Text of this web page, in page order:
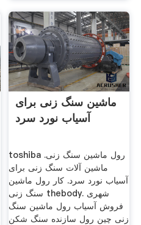
ماشین سنگ زنی برای
آسیاب نورد سرد
toshiba رول ماشین سنگ زنی.
ماشین آلات سنگ زنی برای
آسیاب نورد سرد. کار رول ماشین
سنگ زنی thebody. شهری
فروش آسیاب رول ماشین سنگ
زنی چین رول سازنده سنگ شکن